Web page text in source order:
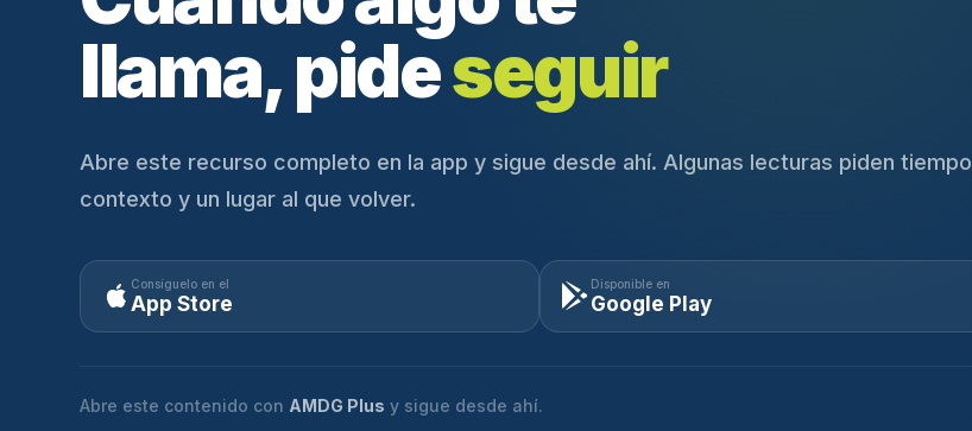
llama, pideseguir
Abre este recurso completo en la app y sigue desde ahí. Algunas lecturas piden tiempo,
contexto y un lugar al que volver.
Consíguelo en el
App Store
Disponible en
Google Play
Abre este contenido con AMDG Plus y sigue desde ahí.